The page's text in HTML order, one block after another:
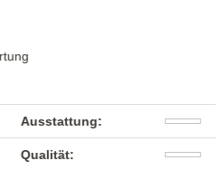
Ausstattung:
Qualität: